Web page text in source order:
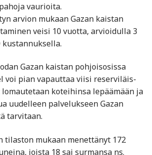
vaurioita.
arvion mukaan Gazan kaistan
veisi 10 vuotta, arvioidulla 3
Gazan kaistan pohjoisosissa
voi pian vapauttaa viisi reserviläis-
koteihinsa lepäämään ja
uudelleen palvelukseen Gazan
tarvitaan.
tilaston mukaan menettänyt 172
joista 18 sai surmansa ns.